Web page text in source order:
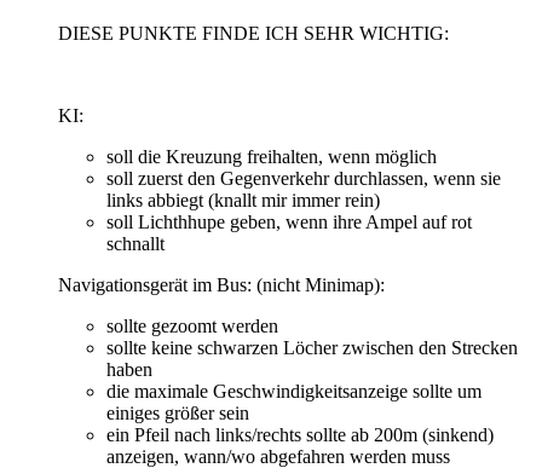
DIESE PUNKTE FINDE ICH SEHR WICHTIG:
KI:
soll die Kreuzung freihalten, wenn möglich
soll zuerst den Gegenverkehr durchlassen, wenn sie
links abbiegt (knallt mir immer rein)
soll Lichthhupe geben, wenn ihre Ampel auf rot
schnallt
Navigationsgerät im Bus: (nicht Minimap):
sollte gezoomt werden
sollte keine schwarzen Löcher zwischen den Strecken
haben
die maximale Geschwindigkeitsanzeige sollte um
einiges größer sein
ein Pfeil nach links/rechts sollte ab 200m (sinkend)
anzeigen, wann/wo abgefahren werden muss